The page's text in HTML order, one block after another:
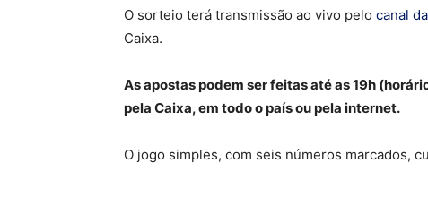
O sorteio terá transmissão ao vivo pelo canal
Caixa.
As apostas podem ser feitas até as 19h
pela Caixa, em todo o país ou pela internet.
O jogo simples, com seis números marcados,